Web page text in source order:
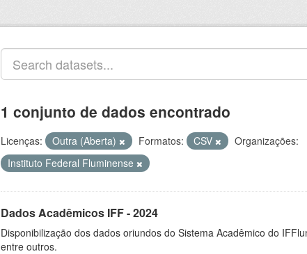
1 conjunto de dados encontrado
Licenças: Outra (Aberta) Formatos: CSV
Organizações:
Instituto Federal Fluminense
Dados Acadêmicos IFF - 2024
Disponibilização dos dados oriundos do Sistema Acadêmico do
entre outros.